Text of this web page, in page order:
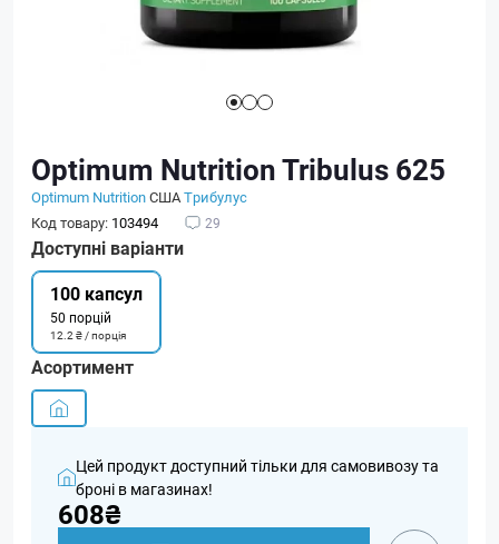
Optimum Nutrition Tribulus 625
Optimum NutritionСШАТрибулус
Код товару: 103494 29
Доступні варіанти
100 капсул
50 порцій
12.2 ₴ / порція
Асортимент
Цей продукт доступний тільки для самовивозу та
броні в магазинах!
608₴